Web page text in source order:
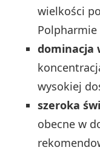
wielkości
Polpharmie
dominacja
wysokiej
szeroka
obecne w